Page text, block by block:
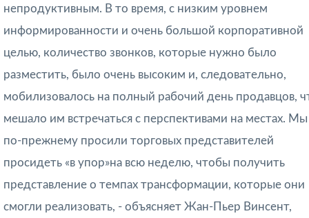
непродуктивным. В то время, с низким уровнем
информированности и очень большой корпоративной
целью, количество звонков, которые нужно было
разместить, было очень высоким и, следовательно,
мобилизовалось на полный рабочий день продавцов,
мешало им встречаться с перспективами на местах. Мы
по-прежнему просили торговых представителей
просидеть «в упор»на всю неделю, чтобы получить
представление о темпах трансформации, которые они
смогли реализовать, - объясняет Жан-Пьер Винсент,